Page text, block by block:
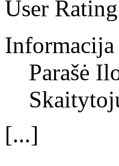
User
Informacija
Parašė
[...]